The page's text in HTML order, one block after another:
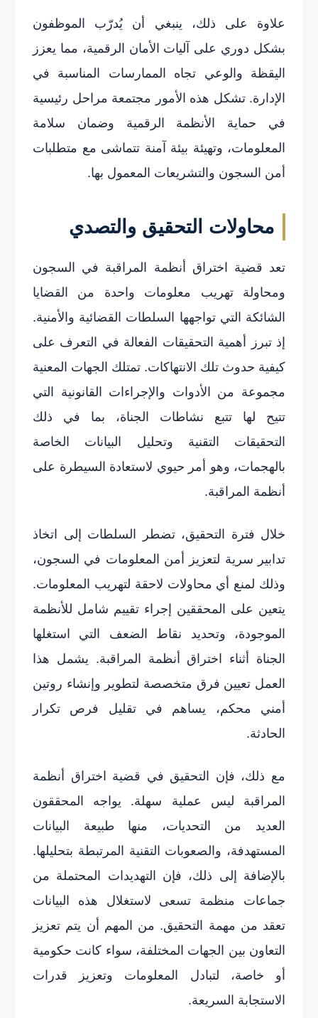
علاوة على ذلك، ينبغي أن يُدرّب الموظفون
بشكل دوري على آليات الأمان الرقمية، مما يعزز
اليقظة والوعي تجاه الممارسات المناسبة في
الإدارة. تشكل هذه الأمور مجتمعة مراحل رئيسية
في حماية الأنظمة الرقمية وضمان سلامة
المعلومات، وتهيئة بيئة آمنة تتماشى مع متطلبات
أمن السجون والتشريعات المعمول بها.
محاولات التحقيق والتصدي
تعد قضية اختراق أنظمة المراقبة في السجون
ومحاولة تهريب معلومات واحدة من القضايا
الشائكة التي تواجهها السلطات القضائية والأمنية.
إذ تبرز أهمية التحقيقات الفعالة في التعرف على
كيفية حدوث تلك الانتهاكات. تمتلك الجهات المعنية
مجموعة من الأدوات والإجراءات القانونية التي
تتيح لها تتبع نشاطات الجناة، بما في ذلك
التحقيقات التقنية وتحليل البيانات الخاصة
بالهجمات، وهو أمر حيوي لاستعادة السيطرة على
أنظمة المراقبة.
خلال فترة التحقيق، تضطر السلطات إلى اتخاذ
تدابير سرية لتعزيز أمن المعلومات في السجون،
وذلك لمنع أي محاولات لاحقة لتهريب المعلومات.
يتعين على المحققين إجراء تقييم شامل للأنظمة
الموجودة، وتحديد نقاط الضعف التي استغلها
الجناة أثناء اختراق أنظمة المراقبة. يشمل هذا
العمل تعيين فرق متخصصة لتطوير وإنشاء روتين
أمني محكم، يساهم في تقليل فرص تكرار
الحادثة.
مع ذلك، فإن التحقيق في قضية اختراق أنظمة
المراقبة ليس عملية سهلة. يواجه المحققون
العديد من التحديات، منها طبيعة البيانات
المستهدفة، والصعوبات التقنية المرتبطة بتحليلها.
بالإضافة إلى ذلك، فإن التهديدات المحتملة من
جماعات منظمة تسعى لاستغلال هذه البيانات
تعقد من مهمة التحقيق. من المهم أن يتم تعزيز
التعاون بين الجهات المختلفة، سواء كانت حكومية
أو خاصة، لتبادل المعلومات وتعزيز قدرات
الاستجابة السريعة.